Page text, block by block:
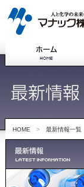
HOME > 最新情報一覧